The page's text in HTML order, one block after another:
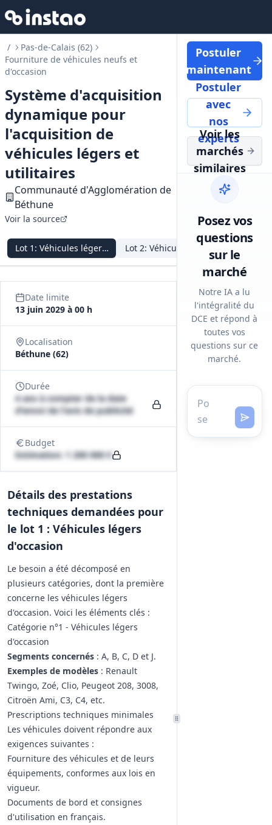
/
Pas-de-Calais (62)
Fourniture de véhicules neufs et
d'occasion
Système d'acquisition
dynamique pour
l'acquisition de
véhicules légers et
utilitaires
Communauté d'Agglomération de
Béthune
Voir la source
Lot 1 : Véhicules légers d'occasion
Lot 2: Véhicules utilitaires légers
Lot
Date limite
13 juin 2029 à 00 h
Localisation
Béthune (62)
Durée
4 ans à compter de la date
d'envoi de l'avis de publicité
Budget
Estimation: 1 200 000 €
Détails des prestations
techniques demandées pour
le lot 1 : Véhicules légers
d'occasion
Le besoin a été décomposé en
plusieurs catégories, dont la première
concerne les véhicules légers
d'occasion. Voici les éléments clés :
Catégorie n°1 - Véhicules légers
d'occasion
Segments concernés : A, B, C, D et J.
Exemples de modèles : Renault
Twingo, Zoé, Clio, Peugeot 208, 3008,
Citroën Ami, C3, C4, etc.
Prescriptions techniques minimales
Les véhicules doivent répondre aux
exigences suivantes :
Fourniture des véhicules et de leurs
équipements, conformes aux lois en
vigueur.
Documents de bord et consignes
d'utilisation en français.
Postuler
maintenant
Postuler
avec
nos
experts
Voir les
marchés
similaires
Posez vos
questions
sur le
marché
Notre IA a lu
l'intégralité du
DCE et répond à
toutes vos
questions sur ce
marché.